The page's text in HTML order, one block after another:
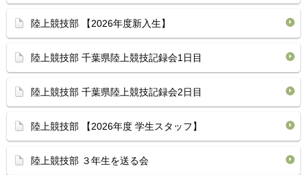
陸上競技部 【2026年度新入生】
陸上競技部 千葉県陸上競技記録会1日目 ⁡
陸上競技部 ⁡千葉県陸上競技記録会2日目 ⁡
陸上競技部 【2026年度 学生スタッフ】
陸上競技部 ３年生を送る会